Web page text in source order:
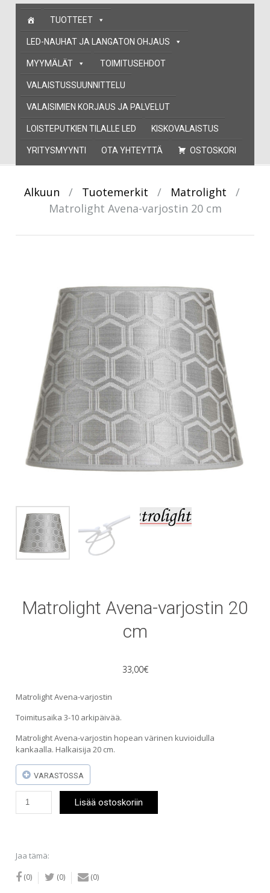
Skip
content
TUOTTEET
LED-NAUHAT JA LANGATON OHJAUS
MYYMÄLÄT TOIMITUSEHDOT
VALAISTUSSUUNNITTELU
VALAISIMIEN KORJAUS JA PALVELUT
LOISTEPUTKIEN TILALLE LED KISKOVALAISTUS
YRITYSMYYNTI OTA YHTEYTTÄ OSTOSKORI
Alkuun / Tuotemerkit / Matrolight
/
Matrolight Avena-varjostin 20 cm
Matrolight Avena-varjostin 20
cm
33,00€
Matrolight Avena-varjostin
Toimitusaika 3-10 arkipäivää.
Matrolight Avena-varjostin hopean värinen kuvioidulla
kankaalla. Halkaisija 20 cm.
VARASTOSSA
Avena-
määrä
Lisää ostoskoriin
Jaa tämä:
(0) (0) (0)